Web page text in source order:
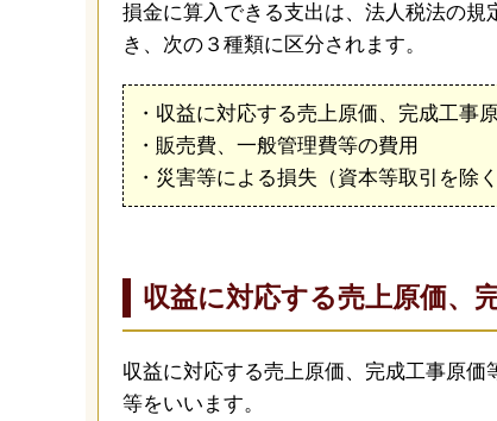
損金に算入できる支出は、法人税法の
き、次の３種類に区分されます。
・収益に対応する売上原価、完成工事
・販売費、一般管理費等の費用
・災害等による損失（資本等取引を除く
収益に対応する売上原価、
収益に対応する売上原価、完成工事原
等をいいます。